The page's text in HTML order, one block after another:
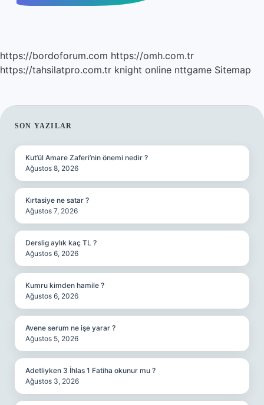
https://bordoforum.com https://omh.com.tr
https://tahsilatpro.com.tr knight online nttgame Sitemap
SIDEBAR
SON YAZILAR
Kut’ül Amare Zaferi’nin önemi nedir ?
Ağustos 8, 2026
Kırtasiye ne satar ?
Ağustos 7, 2026
Derslig aylık kaç TL ?
Ağustos 6, 2026
Kumru kimden hamile ?
Ağustos 6, 2026
Avene serum ne işe yarar ?
Ağustos 5, 2026
Adetliyken 3 İhlas 1 Fatiha okunur mu ?
Ağustos 3, 2026